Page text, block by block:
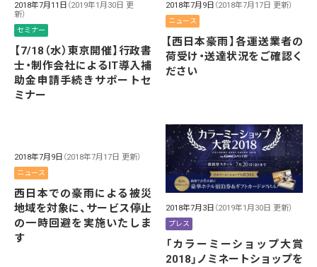
2018年7月11日 （2019年1月30日 更
新）
セミナー
【7/18（水）東京開催】行政書
士・制作会社によるIT導入補
助金申請手続きサポートセ
ミナー
2018年7月9日 （2018年7月17日 更新）
ニュース
【西日本豪雨】各運送業者の
荷受け・送達状況をご確認く
ださい
2018年7月9日 （2018年7月17日 更新）
ニュース
西日本での豪雨による被災
地域を対象に、サービス停止
の一時回避を実施いたしま
す
2018年7月3日 （2019年1月30日 更新）
プレス
「カラーミーショップ大賞
2018」ノミネートショップを